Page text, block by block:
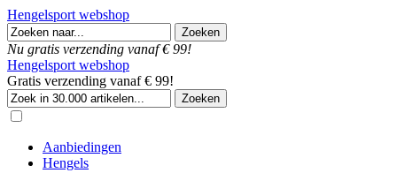
Hengelsport webshop
Nu gratis verzending vanaf € 99!
Hengelsport webshop
Gratis verzending vanaf € 99!
Aanbiedingen
Hengels